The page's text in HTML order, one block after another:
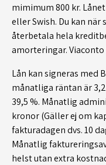
mimimum 800 kr.
eller Swish. Du kan
återbetala hela
amorteringar.
Lån kan signeras med
månatliga räntan är
39,5 %. Månatlig
kronor (Gäller ej om
fakturadagen dvs. 10
Månatlig
helst utan extra